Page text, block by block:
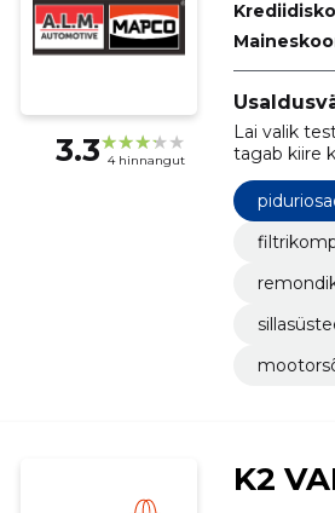
3.3 4 hinnangut
Lai valik
tagab kiire
K2